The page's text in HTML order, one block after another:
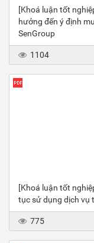
[Khoá luận tốt
hưởng đến ý định
SenGroup
1104
[Khoá luận tốt
tục sử dụng dịch vụ
775